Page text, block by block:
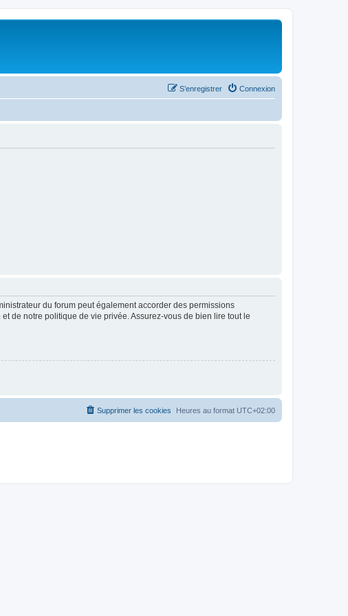
Connexion
S’enregistrer
du forum peut également accorder des permissions
de notre politique de vie privée. Assurez-vous de bien lire tout le
Heures au format UTC+02:00
Supprimer les cookies